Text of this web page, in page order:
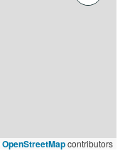
OpenStreetMapcontributors